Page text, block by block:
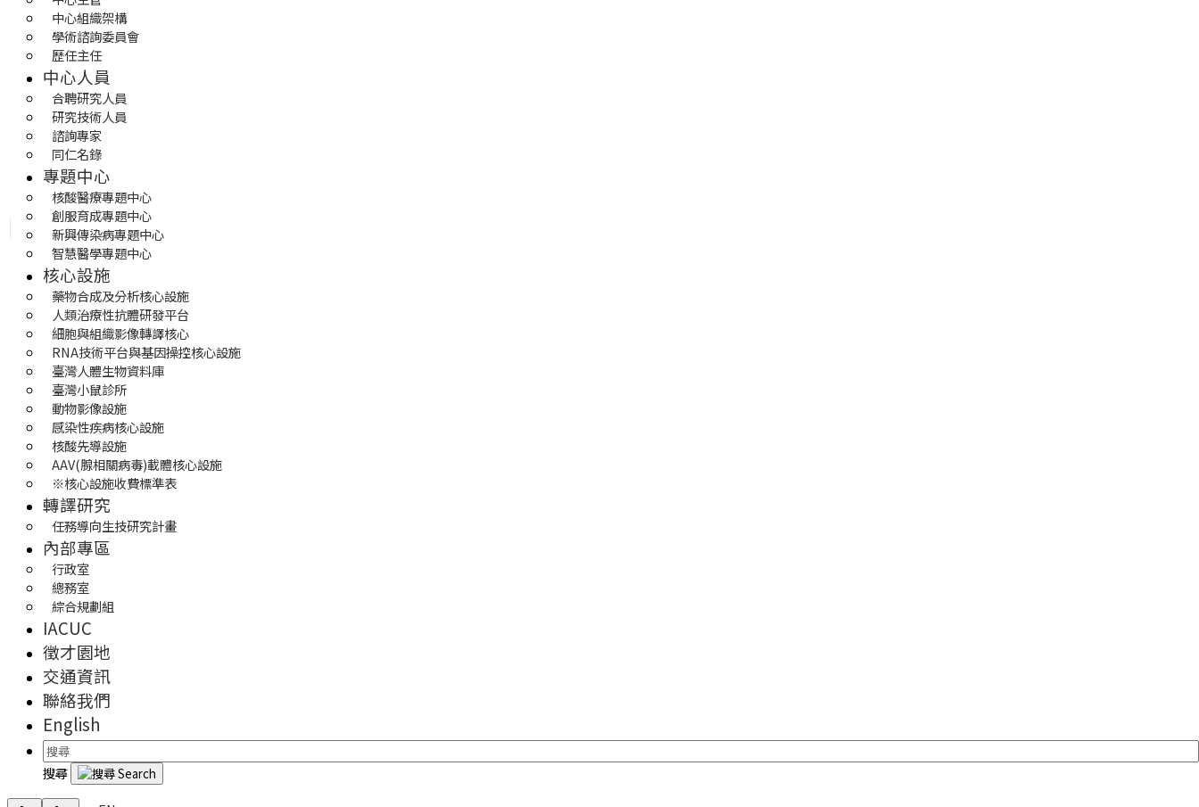
中心組織架構
學術諮詢委員會
歷任主任
中心人員
合聘研究人員
研究技術人員
諮詢專家
同仁名錄
專題中心
核酸醫療專題中心
創服育成專題中心
新興傳染病專題中心
智慧醫學專題中心
核心設施
藥物合成及分析核心設施
人類治療性抗體研發平台
細胞與組織影像轉譯核心
RNA技術平台與基因操控核心設施
臺灣人體生物資料庫
臺灣小鼠診所
動物影像設施
感染性疾病核心設施
核酸先導設施
AAV(腺相關病毒)載體核心設施
※核心設施收費標準表
轉譯研究
任務導向生技研究計畫
內部專區
行政室
總務室
綜合規劃組
IACUC
徵才園地
交通資訊
聯絡我們
English
搜尋